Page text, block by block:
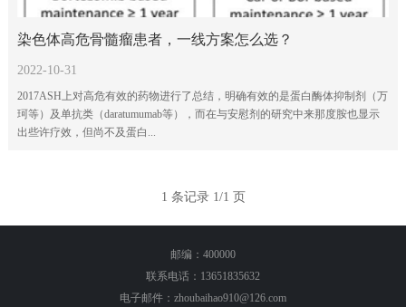
染色体高危骨髓瘤患者，一线方案怎么选？
2022-10-31
2017ASH上对高危有效的药物进行了总结，明确有效的是蛋白酶体抑制剂（万
珂等）及单抗类（daratumumab等），而在与安慰剂的研究中来那度胺也显示
出些许疗效，但尚不及蛋白...
1 条记录 1/1 页
邮编：400000
联系电话：13651835632
电子邮件：zhoubaihao910@126.com